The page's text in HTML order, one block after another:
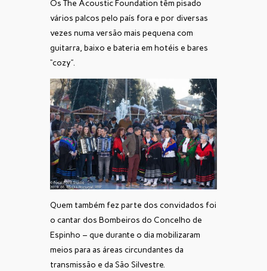
Os The Acoustic Foundation têm pisado
vários palcos pelo país fora e por diversas
vezes numa versão mais pequena com
guitarra, baixo e bateria em hotéis e bares
“cozy”.
Quem também fez parte dos convidados foi
o cantar dos Bombeiros do Concelho de
Espinho – que durante o dia mobilizaram
meios para as áreas circundantes da
transmissão e da São Silvestre.